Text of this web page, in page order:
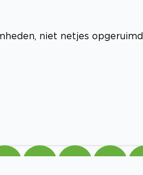
niet netjes opgeruimd